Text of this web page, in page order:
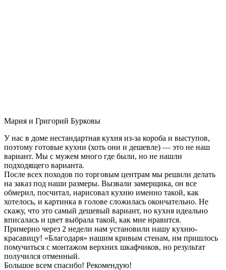
Мария и Григорий Бурковы
У нас в доме нестандартная кухня из-за короба и выступов,
поэтому готовые кухни (хоть они и дешевле) — это не наш
вариант. Мы с мужем много где были, но не нашли
подходящего варианта.
После всех походов по торговым центрам мы решили делать
на заказ под наши размеры. Вызвали замерщика, он все
обмерил, посчитал, нарисовал кухню именно такой, как
хотелось, и картинка в голове сложилась окончательно. Не
скажу, что это самый дешевый вариант, но кухня идеально
вписалась и цвет выбрала такой, как мне нравится.
Примерно через 2 недели нам установили нашу кухню-
красавицу! «Благодаря» нашим кривым стенам, им пришлось
помучиться с монтажом верхних шкафчиков, но результат
получился отменный.
Большое всем спасибо! Рекомендую!